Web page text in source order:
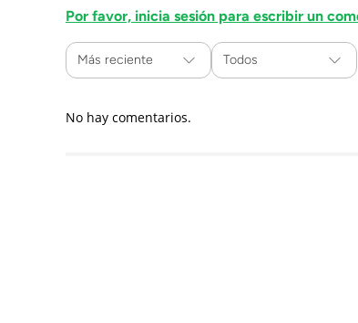
Por favor, inicia sesión para escribir un
Más reciente Todos
No hay comentarios.